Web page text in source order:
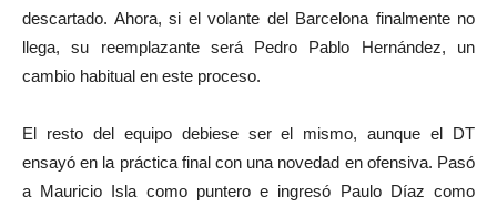
descartado. Ahora, si el volante del Barcelona finalmente no
llega, su reemplazante será Pedro Pablo Hernández, un
cambio habitual en este proceso.
El resto del equipo debiese ser el mismo, aunque el DT
ensayó en la práctica final con una novedad en ofensiva. Pasó
a Mauricio Isla como puntero e ingresó Paulo Díaz como